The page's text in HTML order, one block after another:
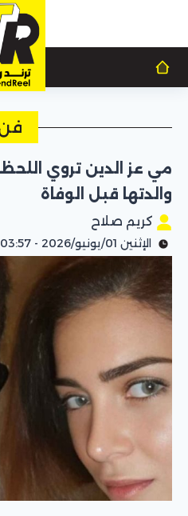
مي عز الدين تروي
والدتها قبل الوفاة
كريم صلاح
الإثنين 01/يونيو/2026 - 03:57 ص